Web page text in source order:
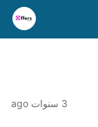
3 سنوات ago